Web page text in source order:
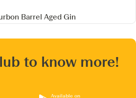
Barrel Aged Gin
to know more!
Available on